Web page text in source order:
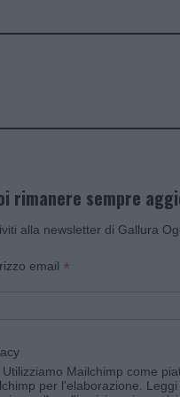
rimanere sempre
alla newsletter di Gallura
email *
Utilizziamo Mailchimp come
per l'elaborazione.